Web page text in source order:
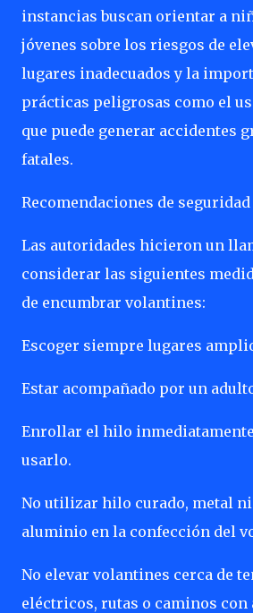
instancias buscan orientar a
jóvenes sobre los riesgos de
lugares inadecuados y la
prácticas peligrosas como el
que puede generar accidentes
fatales.
Recomendaciones de seguridad
Las autoridades hicieron un
considerar las siguientes
de encumbrar volantines:
Escoger siempre lugares
Estar acompañado por un
Enrollar el hilo
usarlo.
No utilizar hilo curado, metal ni
aluminio en la confección del
No elevar volantines cerca de
eléctricos, rutas o caminos